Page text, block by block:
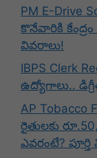
PM E-Drive
కొనేవారికి
వివరాలు!
IBPS Clerk
ఉద్యోగాలు..
AP Tobacco
రైతులకు
ఎవరంటే?